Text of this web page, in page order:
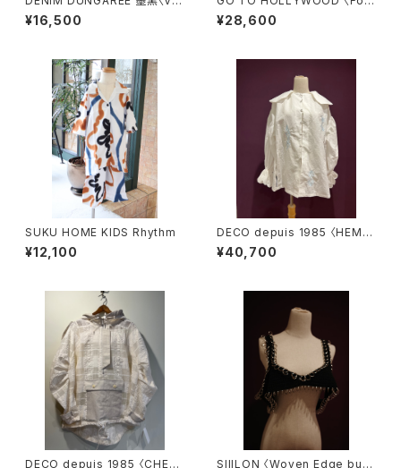
tage Cotton Jersey SNOO
PY ASTRONAUT Tee〉
¥16,500
lore Nylon Jacket〉RED
¥28,600
SUKU HOME KIDS Rhythm
¥12,100
DECO depuis 1985 〈HEMP
COTTON LACE SHIRTS〉
¥40,700
DECO depuis 1985 〈CHEC SIIILON 〈Woven Edge bust